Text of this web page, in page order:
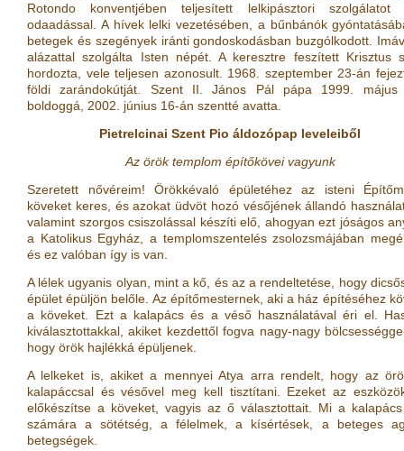
Rotondo konventjében teljesített lelkipásztori szolgálatot
odaadással. A hívek lelki vezetésében, a bűnbánók
betegek és szegények iránti gondoskodásban buzgólkodott.
alázattal szolgálta Isten népét. A keresztre feszített Krisztus
hordozta, vele teljesen azonosult. 1968. szeptember 23-án
földi zarándokútját. Szent II. János Pál pápa 1999. május
boldoggá, 2002. június 16-án szentté avatta.
Pietrelcinai Szent Pio áldozópap leveleiből
Az örök templom építőkövei vagyunk
Szeretett nővéreim! Örökkévaló épületéhez az isteni
köveket keres, és azokat üdvöt hozó vésőjének állandó
valamint szorgos csiszolással készíti elő, ahogyan ezt jóságos
a Katolikus Egyház, a templomszentelés zsolozsmájában
és ez valóban így is van.
A lélek ugyanis olyan, mint a kő, és az a rendeltetése, hogy
épület épüljön belőle. Az építőmesternek, aki a ház építéséhez
a köveket. Ezt a kalapács és a véső használatával éri el.
kiválasztottakkal, akiket kezdettől fogva nagy-nagy
hogy örök hajlékká épüljenek.
A lelkeket is, akiket a mennyei Atya arra rendelt, hogy az
kalapáccsal és vésővel meg kell tisztítani. Ezeket az
előkészítse a köveket, vagyis az ő választottait. Mi a
számára a sötétség, a félelmek, a kísértések, a beteges
betegségek.